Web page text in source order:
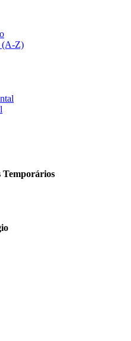
(A-Z)
Temporários